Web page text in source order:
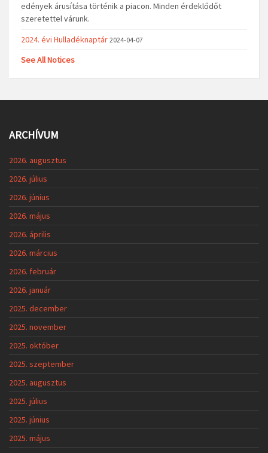
edények árusítása történik a piacon. Minden érdeklődőt
szeretettel várunk.
2024. évi Hulladéknaptár 2024-04-07
See All Notices
ARCHÍVUM
2026. augusztus
2026. július
2026. június
2026. május
2026. április
2026. március
2026. február
2026. január
2025. december
2025. november
2025. október
2025. szeptember
2025. augusztus
2025. július
2025. június
2025. május